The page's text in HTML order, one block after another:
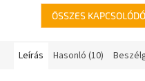
ÖSSZES
Leírás Hasonló (10)